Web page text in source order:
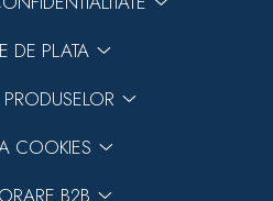
DE PLATA
COOKIES